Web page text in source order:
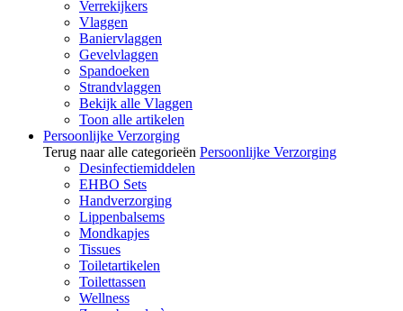
Verrekijkers
Vlaggen
Baniervlaggen
Gevelvlaggen
Spandoeken
Strandvlaggen
Bekijk alle Vlaggen
Toon alle artikelen
Persoonlijke Verzorging
Terug naar alle categorieën Persoonlijke Verzorging
Desinfectiemiddelen
EHBO Sets
Handverzorging
Lippenbalsems
Mondkapjes
Tissues
Toiletartikelen
Toilettassen
Wellness